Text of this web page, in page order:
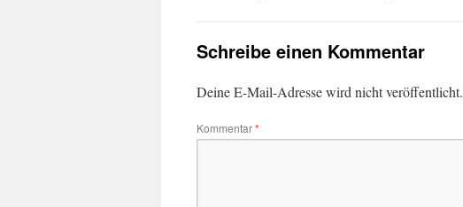
Schreibe einen Kommentar
Deine E-Mail-Adresse wird nicht veröffentlicht.
Kommentar*